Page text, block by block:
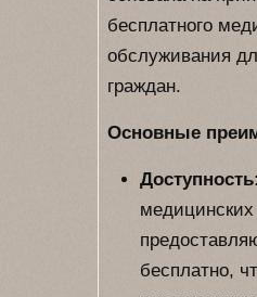
бесплатного
обслуживания
граждан.
Основные
Доступность:
медицинских
бесплатно,